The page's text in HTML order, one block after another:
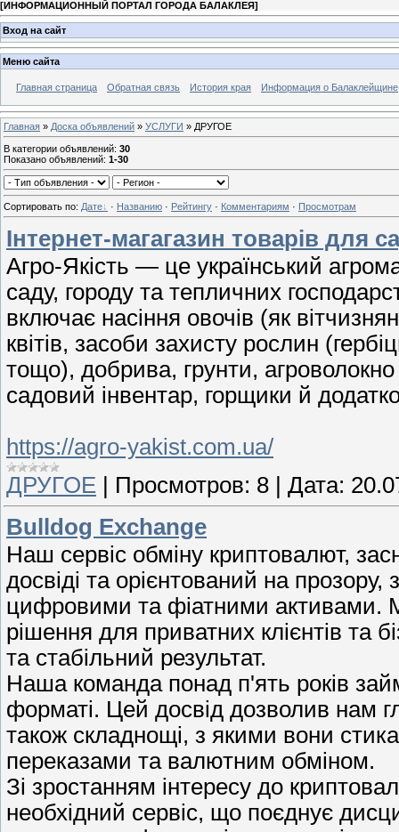
[ИНФОРМАЦИОННЫЙ ПОРТАЛ ГОРОДА БАЛАКЛЕЯ]
Вход на сайт
Меню сайта
Главная страница Обратная связь История края Информация о Балаклейщине
Главная » Доска объявлений » УСЛУГИ » ДРУГОЕ
В категории объявлений: 30
Показано объявлений: 1-30
Сортировать по: Дате · Названию · Рейтингу · Комментариям · Просмотрам
Інтернет-магагазин товарів для
Агро-Якість — це український
саду, городу та тепличних
включає насіння овочів (як
квітів, засоби захисту рослин
тощо), добрива, грунти,
садовий інвентар, горщики й
https://agro-yakist.com.ua/
ДРУГОЕ | Просмотров: 8 | Дата:
Bulldog Exchange
Наш сервіс обміну криптовалют,
досвіді та орієнтований на
цифровими та фіатними активами.
рішення для приватних клієнтів та
та стабільний результат.
Наша команда понад п'ять років
форматі. Цей досвід дозволив нам
також складнощі, з якими вони
переказами та валютним обміном.
Зі зростанням інтересу до
необхідний сервіс, що поєднує